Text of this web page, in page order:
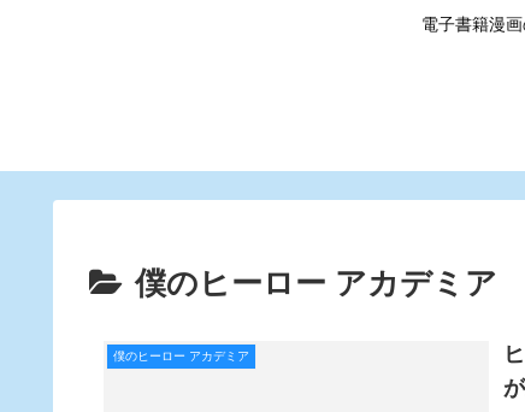
電子書籍漫
僕のヒーロー アカデミア
僕のヒーロー アカデミア